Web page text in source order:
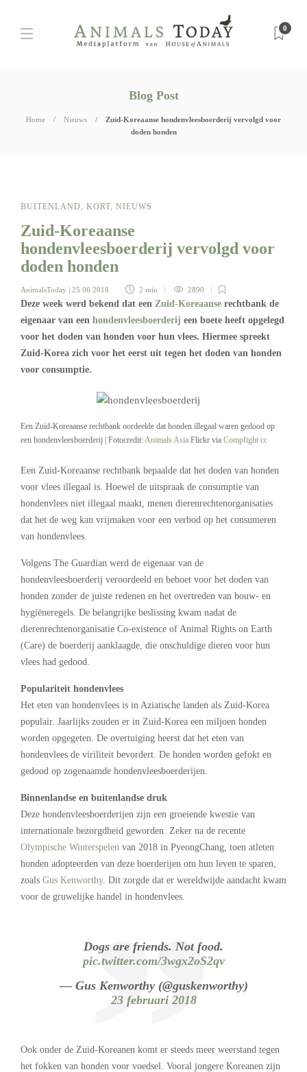
0
Blog Post
Home Nieuws
Zuid-Koreaanse hondenvleesboerderij vervolgd voor
doden honden
BUITENLAND, KORT, NIEUWS
Zuid-Koreaanse
hondenvleesboerderij vervolgd voor
doden honden
AnimalsToday | 25 06 2018 2 min 2890
Deze week werd bekend dat een Zuid-Koreaanse rechtbank de
eigenaar van een hondenvleesboerderij een boete heeft opgelegd
voor het doden van honden voor hun vlees. Hiermee spreekt
Zuid-Korea zich voor het eerst uit tegen het doden van honden
voor consumptie.
Een Zuid-Koreaanse rechtbank oordeelde dat honden illegaal waren gedood op
een hondenvleesboerderij | Fotocredit:Animals Asia Flickr via Compfight cc
Een Zuid-Koreaanse rechtbank bepaalde dat het doden van honden
voor vlees illegaal is. Hoewel de uitspraak de consumptie van
hondenvlees niet illegaal maakt, menen dierenrechtenorganisaties
dat het de weg kan vrijmaken voor een verbod op het consumeren
van hondenvlees.
Volgens The Guardian werd de eigenaar van de
hondenvleesboerderij veroordeeld en beboet voor het doden van
honden zonder de juiste redenen en het overtreden van bouw- en
hygiëneregels. De belangrijke beslissing kwam nadat de
dierenrechtenorganisatie Co-existence of Animal Rights on Earth
(Care) de boerderij aanklaagde, die onschuldige dieren voor hun
vlees had gedood.
Populariteit hondenvlees
Het eten van hondenvlees is in Aziatische landen als Zuid-Korea
populair. Jaarlijks zouden er in Zuid-Korea een miljoen honden
worden opgegeten. De overtuiging heerst dat het eten van
hondenvlees de viriliteit bevordert. De honden worden gefokt en
gedood op zogenaamde hondenvleesboerderijen.
Binnenlandse en buitenlandse druk
Deze hondenvleesboerderijen zijn een groeiende kwestie van
internationale bezorgdheid geworden. Zeker na de recente
Olympische Winterspelen van 2018 in PyeongChang, toen atleten
honden adopteerden van deze boerderijen om hun leven te sparen,
zoals Gus Kenworthy. Dit zorgde dat er wereldwijde aandacht kwam
voor de gruwelijke handel in hondenvlees.
Dogs are friends. Not food.
pic.twitter.com/3wgx2oS2qv
— Gus Kenworthy (@guskenworthy)
23 februari 2018
Ook onder de Zuid-Koreanen komt er steeds meer weerstand tegen
het fokken van honden voor voedsel. Vooral jongere Koreanen zijn